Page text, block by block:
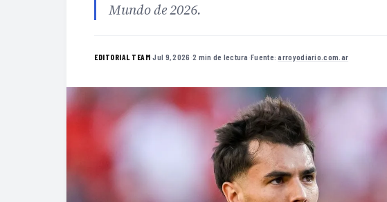
Mundo de 2026.
EDITORIAL TEAM·Jul 9, 2026 ·2 min de lectura ·Fuente:arroyodiario.com.ar